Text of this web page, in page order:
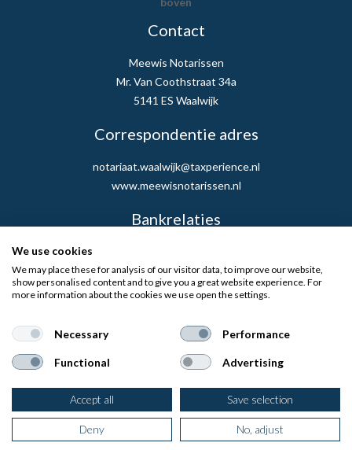
Contact
Meewis Notarissen
Mr. Van Coothstraat 34a
5141 ES Waalwijk
Correspondentie adres
notariaat.waalwijk@taxperience.nl
www.meewisnotarissen.nl
Bankrelaties
Rabobank NL11 RABO 0155805428
Privacyverklaring |Cookieverklaring
We use cookies
We may place these for analysis of our visitor data, to improve our website,
show personalised content and to give you a great website experience. For
more information about the cookies we use open the settings.
Necessary Performance
Functional Advertising
Accept all Save selection
Deny No, adjust